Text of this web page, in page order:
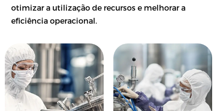
otimizar a utilização de recursos e melhorar a
eficiência operacional.